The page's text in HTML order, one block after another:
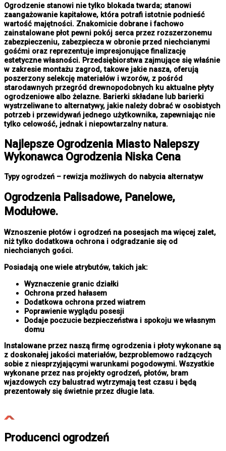
Ogrodzenie stanowi nie tylko blokada twarda; stanowi
zaangażowanie kapitałowe, która potrafi istotnie podnieść
wartość majętności. Znakomicie dobrane i fachowo
zainstalowane płot pewni pokój serca przez rozszerzonemu
zabezpieczeniu, zabezpiecza w obronie przed niechcianymi
gośćmi oraz reprezentuje impresjonujące finalizację
estetyczne własności. Przedsiębiorstwa zajmujące się właśnie
w zakresie montażu zagrod, takowe jakie nasza, oferują
poszerzony selekcję materiałów i wzorów, z pośród
starodawnych przegród drewnopodobnych ku aktualne płyty
ogrodzeniowe albo żelazne. Barierki składane lub barierki
wystrzeliwane to alternatywy, jakie należy dobrać w osobistych
potrzeb i przewidywań jednego użytkownika, zapewniając nie
tylko celowość, jednak i niepowtarzalny natura.
Najlepsze Ogrodzenia MiastoNalepszy
Wykonawca Ogrodzenia Niska Cena
Typy ogrodzeń – rewizja możliwych do nabycia alternatyw
Ogrodzenia Palisadowe, Panelowe,
Modułowe.
Wznoszenie płotów i ogrodzeń na posesjach ma więcej zalet,
niż tylko dodatkowa ochrona i odgradzanie się od
niechcianych gości.
Posiadają one wiele atrybutów, takich jak:
Wyznaczenie granic działki
Ochrona przed hałasem
Dodatkowa ochrona przed wiatrem
Poprawienie wyglądu posesji
Dodaje poczucie bezpieczeństwa i spokoju we własnym
domu
Instalowane przez naszą firmę ogrodzenia i płoty wykonane są
z doskonałej jakości materiałów, bezproblemowo radzących
sobie z niesprzyjającymi warunkami pogodowymi. Wszystkie
wykonane przez nas projekty ogrodzeń, płotów, bram
wjazdowych czy balustrad wytrzymają test czasu i będą
prezentowały się świetnie przez długie lata.
Producenci ogrodzeń